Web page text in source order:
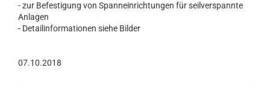
- zur Befestigung von Spanneinrichtungen für seilverspannte
Anlagen
- Detailinformationen siehe Bilder
07.10.2018